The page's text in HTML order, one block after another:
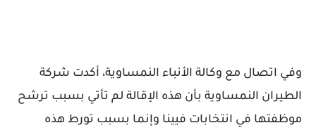
وفي اتصال مع وكالة الأنباء النمساوية، أكدت شركة
الطيران النمساوية بأن هذه الإقالة لم تأتي بسبب ترشح
موظفتها في انتخابات فيينا وإنما بسبب تورط هذه